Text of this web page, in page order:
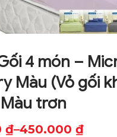
4 món –
Màu (Vỏ gối
trơn
₫–450.000 ₫